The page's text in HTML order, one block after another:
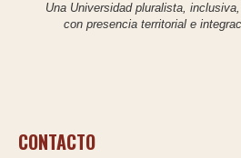
Una Universidad pluralista,
con presencia territorial e
CONTACTO